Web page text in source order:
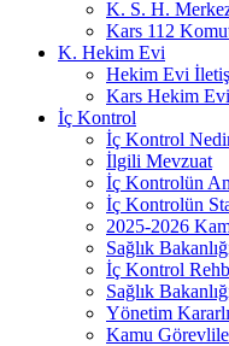
K. S. H.
Kars 112
K. Hekim Evi
Hekim Evi
Kars Hekim Evi
İç Kontrol
İç Kontrol
İlgili Mevzuat
İç Kontrolün
İç Kontrolün
2025-2026
Sağlık
İç Kontrol
Sağlık
Yönetim
Kamu